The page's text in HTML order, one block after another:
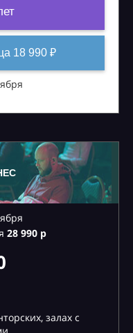
18 990 ₽
28990 р
залах с